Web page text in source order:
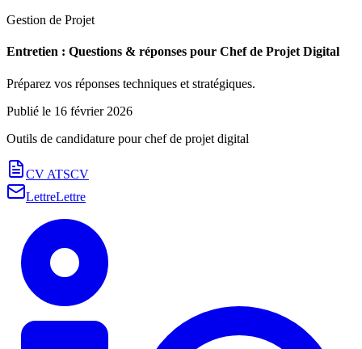
Gestion de Projet
Entretien : Questions & réponses pour Chef de Projet Digital
Préparez vos réponses techniques et stratégiques.
Publié le 16 février 2026
Outils de candidature pourchef de projet digital
CV ATSCV
LettreLettre